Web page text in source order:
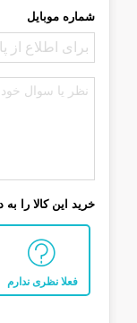
شماره موبایل
خرید این کالا را به
فعلا نظری ندارم